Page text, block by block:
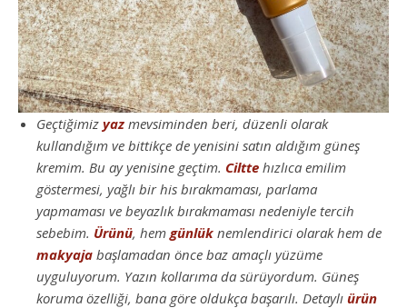
Geçtiğimiz yaz mevsiminden beri, düzenli olarak
kullandığım ve bittikçe de yenisini satın aldığım güneş
kremim. Bu ay yenisine geçtim. Ciltte hızlıca emilim
göstermesi, yağlı bir his bırakmaması, parlama
yapmaması ve beyazlık bırakmaması nedeniyle tercih
sebebim. Ürünü, hem günlük nemlendirici olarak hem de
makyaja başlamadan önce baz amaçlı yüzüme
uyguluyorum. Yazın kollarıma da sürüyordum. Güneş
koruma özelliği, bana göre oldukça başarılı. Detaylı ürün